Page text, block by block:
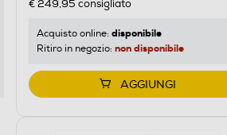
€ 249,95 consigliato
Acquisto online: disponibile
Ritiro in negozio: non disponibile
AGGIUNGI